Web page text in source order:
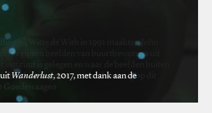
Wanderlust, 2017, met dank aan de